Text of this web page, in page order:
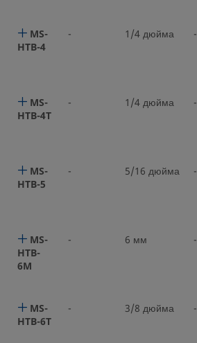
MS-
HTB-4
- 1/4 дюйма -
MS-
HTB-4T
- 1/4 дюйма -
MS-
HTB-5
- 5/16 дюйма -
MS-
HTB-
6M
- 6 мм -
MS-
HTB-6T
- 3/8 дюйма -